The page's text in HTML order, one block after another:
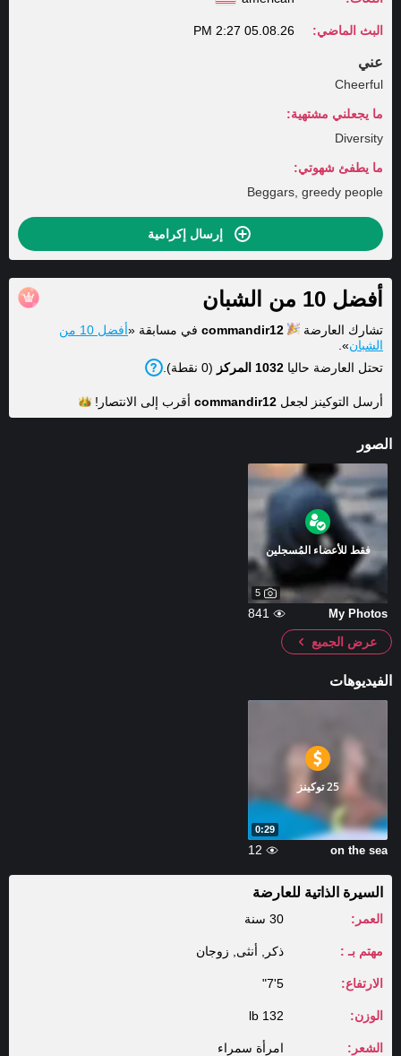
البث الماضي: 05.08.26 2:27 PM
عني
Cheerful
ما يجعلني مشتهية:
Diversity
ما يطفئ شهوتي:
Beggars, greedy people
إرسال إكرامية
أفضل 10 من الشبان
تشارك العارضة commandir12 في مسابقة «
أفضل 10 من
الشبان».
تحتل العارضة حاليا 1032 المركز (0 نقطة).
أرسل التوكينز لجعل commandir12 أقرب إلى الانتصار!
الصور
فقط للأعضاء المُسجلين
5
My Photos
841
عرض الجميع
الفيديوهات
0:29
25 توكينز
on the sea
12
السيرة الذاتية للعارضة
العمر: 30 سنة
مهتم بـ : ذكر, أنثى, زوجان
الارتفاع: 5'7"
الوزن: 132 lb
الشعر: امرأة سمراء